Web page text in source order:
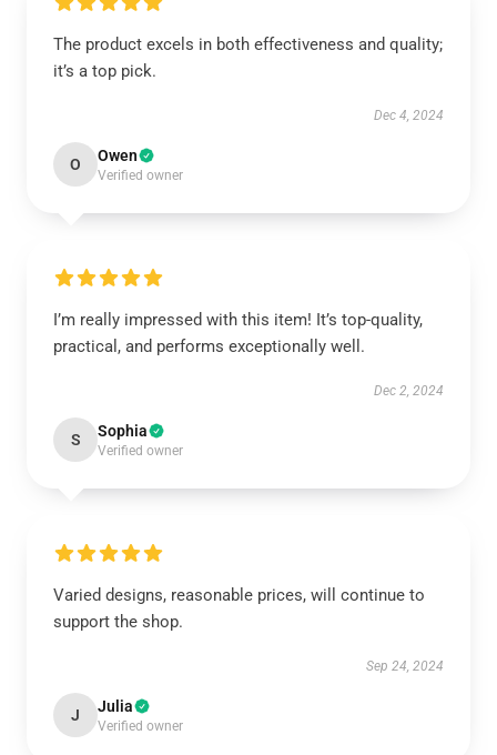
The product excels in both effectiveness and quality;
it’s a top pick.
Dec 4, 2024
O Owen
Verified owner
I’m really impressed with this item! It’s top-quality,
practical, and performs exceptionally well.
Dec 2, 2024
S Sophia
Verified owner
Varied designs, reasonable prices, will continue to
support the shop.
Sep 24, 2024
J Julia
Verified owner